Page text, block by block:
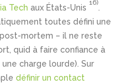
Tech aux États-Unis
16)
toutes défini une
mortem – il ne reste
quid à faire confiance à
charge lourde). Sur
définir un contact